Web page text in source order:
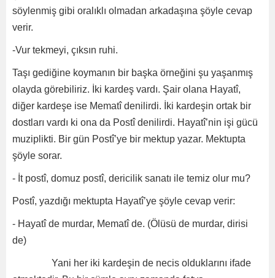
söylenmiş gibi oralıklı olmadan arkadaşına şöyle cevap
verir.
-Vur tekmeyi, çıksın ruhi.
Taşı gediğine koymanın bir başka örneğini şu yaşanmış
olayda görebiliriz. İki kardeş vardı. Şair olana Hayatî,
diğer kardeşe ise Mematî denilirdi. İki kardeşin ortak bir
dostları vardı ki ona da Postî denilirdi. Hayatî’nin işi gücü
muziplikti. Bir gün Postî’ye bir mektup yazar. Mektupta
şöyle sorar.
- İt postî, domuz postî, dericilik sanatı ile temiz olur mu?
Postî, yazdığı mektupta Hayatî’ye şöyle cevap verir:
- Hayatî de murdar, Mematî de. (Ölüsü de murdar, dirisi
de)
Yani her iki kardeşin de necis olduklarını ifade